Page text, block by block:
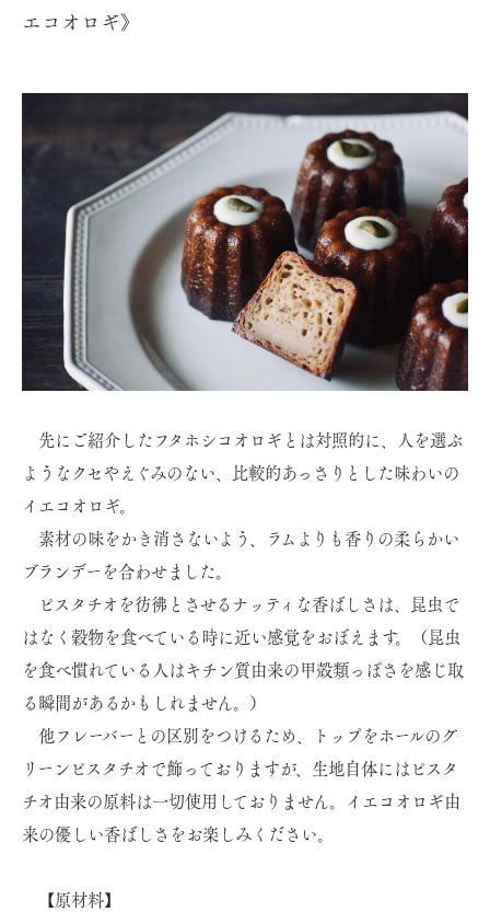
エコオロギ》
先にご紹介したフタホシコオロギとは対照的に、人を選ぶ
ようなクセやえぐみのない、比較的あっさりとした味わいの
イエコオロギ。
素材の味をかき消さないよう、ラムよりも香りの柔らかい
ブランデーを合わせました。
ピスタチオを彷彿とさせるナッティな香ばしさは、昆虫で
はなく穀物を食べている時に近い感覚をおぼえます。（昆虫
を食べ慣れている人はキチン質由来の甲殻類っぽさを感じ取
る瞬間があるかもしれません。）
他フレーバーとの区別をつけるため、トップをホールのグ
リーンピスタチオで飾っておりますが、生地自体にはピスタ
チオ由来の原料は一切使用しておりません。イエコオロギ由
来の優しい香ばしさをお楽しみください。
【原材料】